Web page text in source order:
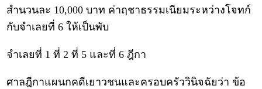
สำนวนละ 10,000 บาท ค่าฤชาธรรมเนียมระหว่างโจทก์
กับจำเลยที่ 6 ให้เป็นพับ
จำเลยที่ 1 ที่ 2 ที่ 5 และที่ 6 ฎีกา
ศาลฎีกาแผนกคดีเยาวชนและครอบครัววินิจฉัยว่า ข้อ